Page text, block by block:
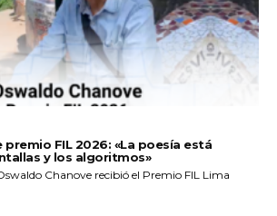
premio FIL 2026: «La poesía está
y los algoritmos»
Chanove recibió el Premio FIL Lima